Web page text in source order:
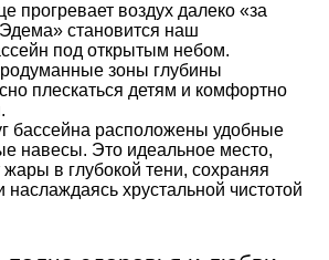
прогревает воздух далеко «за
становится наш
под открытым небом.
зоны глубины
плескаться детям и комфортно
бассейна расположены удобные
навесы. Это идеальное место,
жары в глубокой тени, сохраняя
наслаждаясь хрустальной чистотой